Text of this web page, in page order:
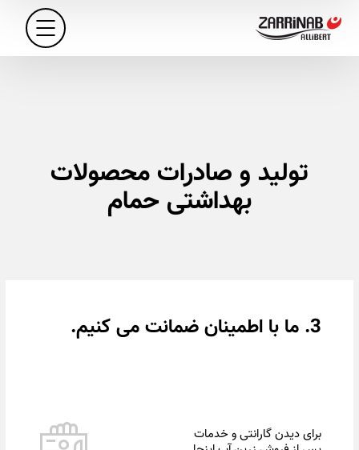
تولید و صادرات محصولات
بهداشتی حمام
3. ما با اطمینان ضمانت می کنیم.
برای دیدن گارانتی و خدمات